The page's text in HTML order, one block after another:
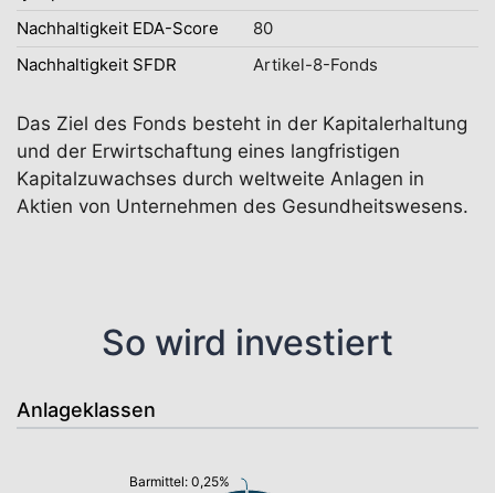
Nachhaltigkeit EDA-Score
80
Nachhaltigkeit SFDR
Artikel-8-Fonds
Das Ziel des Fonds besteht in der Kapitalerhaltung
und der Erwirtschaftung eines langfristigen
Kapitalzuwachses durch weltweite Anlagen in
Aktien von Unternehmen des Gesundheitswesens.
So wird investiert
Anlageklassen
Barmittel: 0,25%